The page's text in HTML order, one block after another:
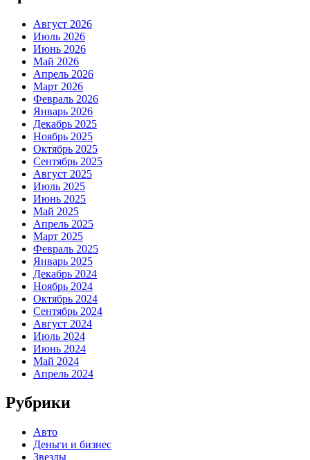
Август 2026
Июль 2026
Июнь 2026
Май 2026
Апрель 2026
Март 2026
Февраль 2026
Январь 2026
Декабрь 2025
Ноябрь 2025
Октябрь 2025
Сентябрь 2025
Август 2025
Июль 2025
Июнь 2025
Май 2025
Апрель 2025
Март 2025
Февраль 2025
Январь 2025
Декабрь 2024
Ноябрь 2024
Октябрь 2024
Сентябрь 2024
Август 2024
Июль 2024
Июнь 2024
Май 2024
Апрель 2024
Рубрики
Авто
Деньги и бизнес
Звезды